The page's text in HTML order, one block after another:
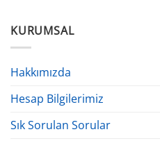
KURUMSAL
Hakkımızda
Hesap Bilgilerimiz
Sık Sorulan Sorular